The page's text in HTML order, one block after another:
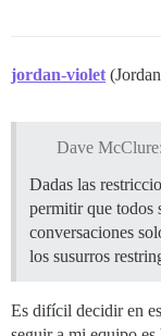
jordan-violet
Dave McClure:
Dadas las
permitir que todos
conversaciones
los susurros
Es difícil decidir en